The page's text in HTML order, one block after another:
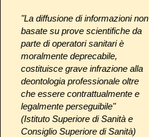
"La diffusione di informazioni non
basate su prove scientifiche da
parte di operatori sanitari è
moralmente deprecabile,
costituisce grave infrazione alla
deontologia professionale oltre
che essere contrattualmente e
legalmente perseguibile"
(Istituto Superiore di Sanità e
Consiglio Superiore di Sanità)